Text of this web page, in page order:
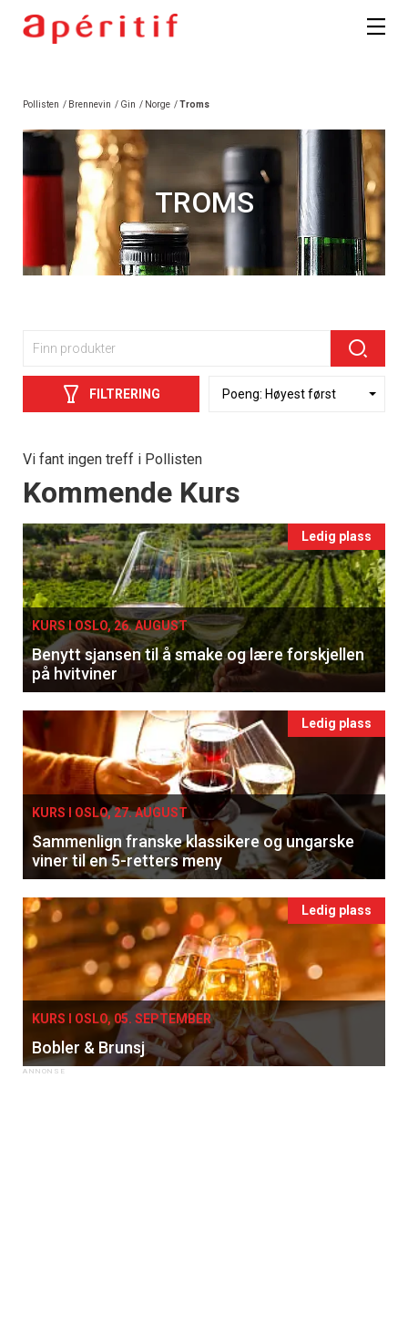
Pollisten / Brennevin / Gin / Norge /Troms
TROMS
FILTRERING
Vi fant ingen treff i Pollisten
Events
Kommende Kurs
Ledig plass
KURS I OSLO, 26. AUGUST
Benytt sjansen til å smake og lære forskjellen
på hvitviner
Ledig plass
KURS I OSLO, 27. AUGUST
Sammenlign franske klassikere og ungarske
viner til en 5-retters meny
Ledig plass
KURS I OSLO, 05. SEPTEMBER
Bobler & Brunsj